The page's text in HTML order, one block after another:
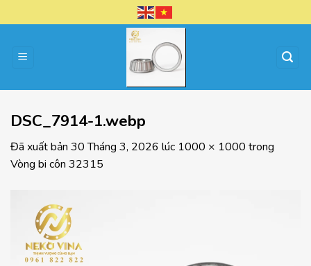
đến
dung
DSC_7914-1.webp
Đã xuất bản 30 Tháng 3, 2026 lúc 1000 × 1000 trong
Vòng bi côn 32315